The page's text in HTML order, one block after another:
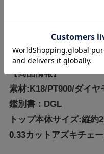
【商品情報】
素材:K18/PT900/ダイヤ
鑑別書：DGL
トップ本体サイズ:縦
0.33カットアズキチェ